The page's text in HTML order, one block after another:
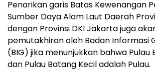
Penarikan garis Batas Kewenangan
Sumber Daya Alam Laut Daerah
dengan Provinsi DKI Jakarta juga
pemutakhiran oleh Badan Informasi
(BIG) jika menunjukkan bahwa Pulau
dan Pulau Batang Kecil adalah Pulau.